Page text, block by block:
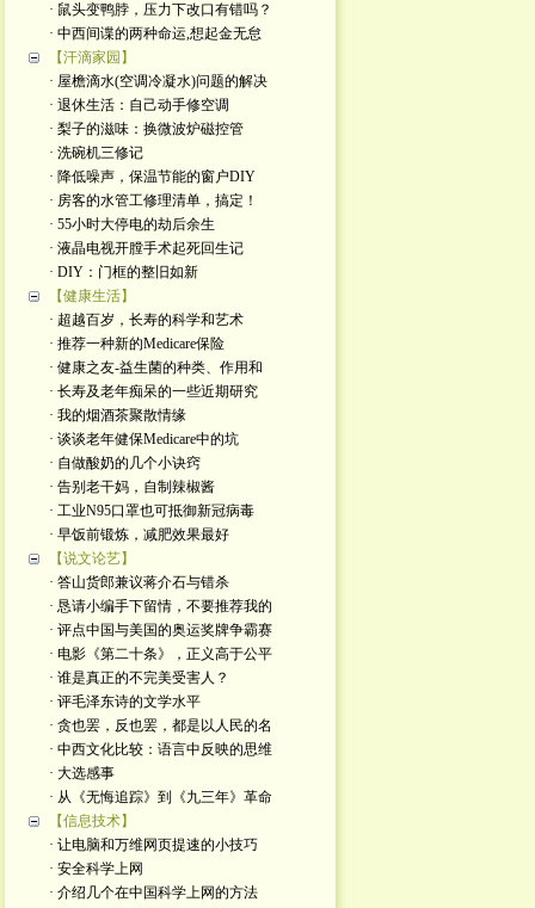
· 鼠头变鸭脖，压力下改口有错吗？
· 中西间谍的两种命运,想起金无怠
【汗滴家园】
· 屋檐滴水(空调冷凝水)问题的解决
· 退休生活：自己动手修空调
· 梨子的滋味：换微波炉磁控管
· 洗碗机三修记
· 降低噪声，保温节能的窗户DIY
· 房客的水管工修理清单，搞定！
· 55小时大停电的劫后余生
· 液晶电视开膛手术起死回生记
· DIY：门框的整旧如新
【健康生活】
· 超越百岁，长寿的科学和艺术
· 推荐一种新的Medicare保险
· 健康之友-益生菌的种类、作用和
· 长寿及老年痴呆的一些近期研究
· 我的烟酒茶聚散情缘
· 谈谈老年健保Medicare中的坑
· 自做酸奶的几个小诀窍
· 告别老干妈，自制辣椒酱
· 工业N95口罩也可抵御新冠病毒
· 早饭前锻炼，减肥效果最好
【说文论艺】
· 答山货郎兼议蒋介石与错杀
· 恳请小编手下留情，不要推荐我的
· 评点中国与美国的奥运奖牌争霸赛
· 电影《第二十条》，正义高于公平
· 谁是真正的不完美受害人？
· 评毛泽东诗的文学水平
· 贪也罢，反也罢，都是以人民的名
· 中西文化比较：语言中反映的思维
· 大选感事
· 从《无悔追踪》到《九三年》革命
【信息技术】
· 让电脑和万维网页提速的小技巧
· 安全科学上网
· 介绍几个在中国科学上网的方法